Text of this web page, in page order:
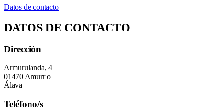
Datos de contacto
DATOS DE CONTACTO
Dirección
Armurulanda, 4
01470 Amurrio
Álava
Teléfono/s